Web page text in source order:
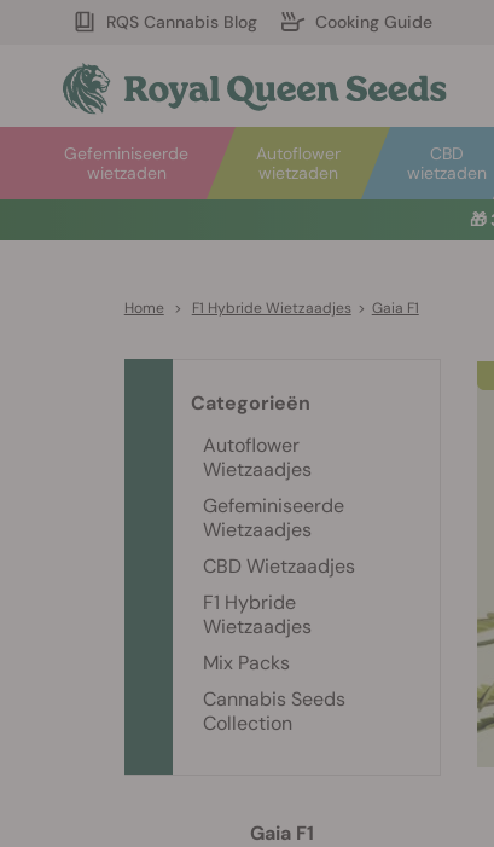
RQS Cannabis Blog Cooking Guide
Autoflower
wietzaden
Gefeminiseerde
wietzaden
CBD
wietzaden
🎁
Home > F1 Hybride Wietzaadjes > Gaia F1
Categorieën
Autoflower
Wietzaadjes
Gefeminiseerde
Wietzaadjes
CBD Wietzaadjes
F1 Hybride
Wietzaadjes
Mix Packs
Cannabis Seeds
Collection
Gaia F1